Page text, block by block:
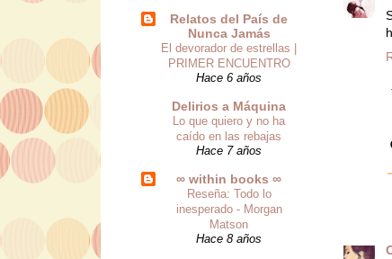
Relatos del País de
Nunca Jamás
El devorador de estrellas |
PRIMER ENCUENTRO
Hace 6 años
Delirios a Máquina
Lo que quiero y no ha
caído en las rebajas
Hace 7 años
∞ within books ∞
Reseña: Todo lo
inesperado - Morgan
Matson
Hace 8 años